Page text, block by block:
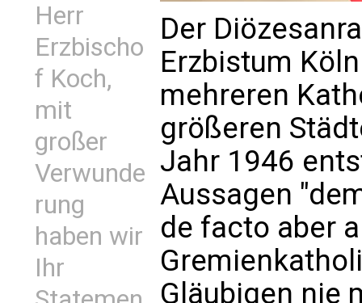
Herr
Erzbischo
f Koch,
mit
großer
Verwunde
rung
haben wir
Ihr
Der
Erzbistum
mehreren
größeren
Jahr 1946
Aussagen
de facto aber
Gläubigen nie